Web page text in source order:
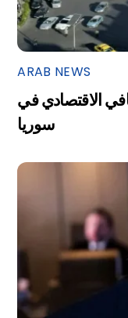
ARAB NEWS
الاقتصادي في
سوريا